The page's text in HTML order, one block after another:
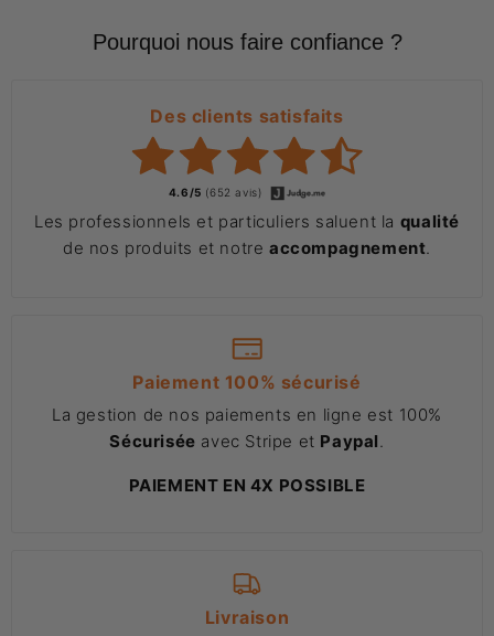
Pourquoi nous faire confiance ?
Des clients satisfaits
4.6/5 (652 avis)
Les professionnels et particuliers saluent la qualité
de nos produits et notre accompagnement.
Paiement 100% sécurisé
La gestion de nos paiements en ligne est 100%
Sécurisée avec Stripe et Paypal.
PAIEMENT EN 4X POSSIBLE
Livraison